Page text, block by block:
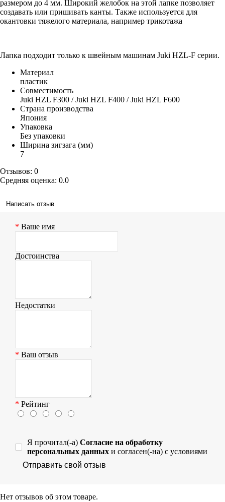
размером до 4 мм. Широкий желобок на этой лапке позволяет
создавать или пришивать канты. Также используется для
окантовки тяжелого материала, например трикотажа
Лапка подходит только к швейным машинам Juki HZL-F серии.
Материал
пластик
Совместимость
Juki HZL F300 / Juki HZL F400 / Juki HZL F600
Страна производства
Япония
Упаковка
Без упаковки
Ширина зигзага (мм)
7
Отзывов: 0
Средняя оценка: 0.0
Написать отзыв
Ваше имя
Достоинства
Недостатки
Ваш отзыв
Рейтинг
Я прочитал(-а) Согласие на обработку
персональных данных и согласен(-на) с условиями
Отправить свой отзыв
Нет отзывов об этом товаре.